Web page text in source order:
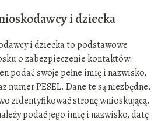
i dziecka
i dziecka to podstawowe
o zabezpieczenie kontaktów.
podać swoje pełne imię i nazwisko,
numer PESEL. Dane te są niezbędne,
zidentyfikować stronę wnioskującą.
podać jego imię i nazwisko, datę